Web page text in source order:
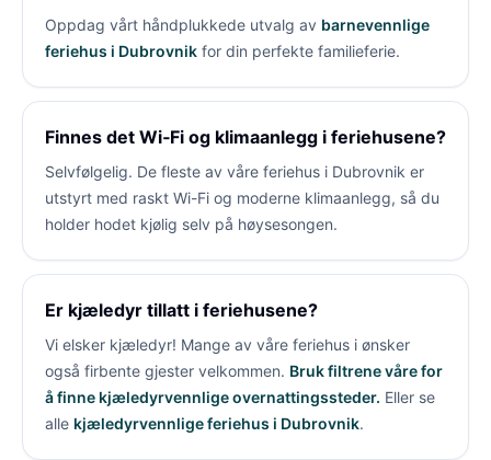
Oppdag vårt håndplukkede utvalg av barnevennlige
feriehus i Dubrovnik for din perfekte familieferie.
Finnes det Wi‑Fi og klimaanlegg i feriehusene?
Selvfølgelig. De fleste av våre feriehus i Dubrovnik er
utstyrt med raskt Wi-Fi og moderne klimaanlegg, så du
holder hodet kjølig selv på høysesongen.
Er kjæledyr tillatt i feriehusene?
Vi elsker kjæledyr! Mange av våre feriehus i ønsker
også firbente gjester velkommen. Bruk filtrene våre for
å finne kjæledyrvennlige overnattingssteder. Eller se
alle kjæledyrvennlige feriehus i Dubrovnik.